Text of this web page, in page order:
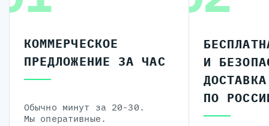
КОММЕРЧЕСКОЕ
ПРЕДЛОЖЕНИЕ ЗА ЧАС
Обычно минут за 20-30.
Мы оперативные.
И
ДОСТАВКА
ПО